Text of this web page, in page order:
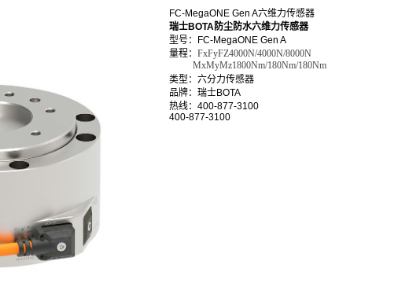
FC-MegaONE Gen A六维力传感器
瑞士BOTA防尘防水六维力传感器
型号：FC-MegaONE Gen A
量程： FxFyFZ4000N/4000N/8000N
MxMyMz1800Nm/180Nm/180Nm
类型：六分力传感器
品牌：瑞士BOTA
热线：400-877-3100
400-877-3100